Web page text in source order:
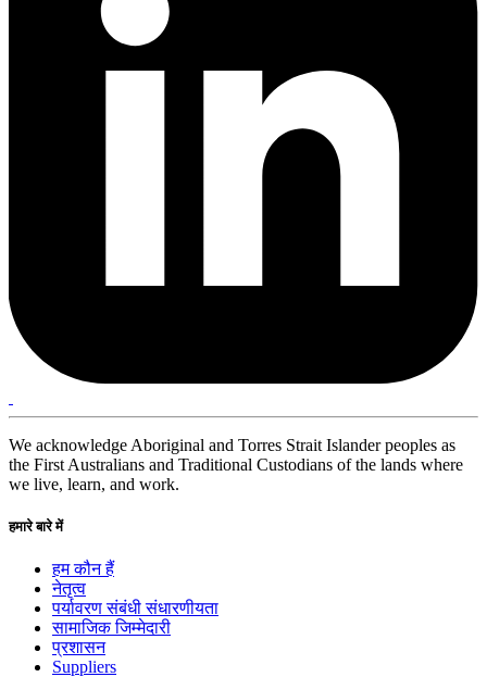
We acknowledge Aboriginal and Torres Strait Islander peoples as
the First Australians and Traditional Custodians of the lands where
we live, learn, and work.
हमारे बारे में
हम कौन हैं
नेतृत्व
पर्यावरण संबंधी संधारणीयता
सामाजिक जिम्मेदारी
प्रशासन
Suppliers